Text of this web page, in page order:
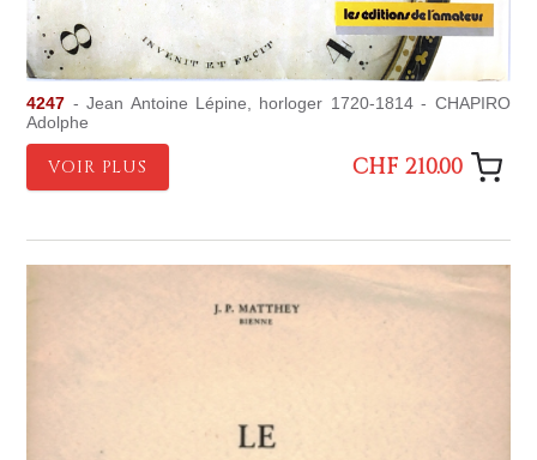
4247 - Jean Antoine Lépine, horloger 1720-1814 - CHAPIRO
Adolphe
VOIR PLUS CHF 210.00